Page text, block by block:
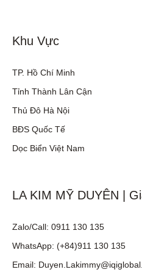
Khu Vực
TP. Hồ Chí Minh
Tỉnh Thành Lân Cận
Thủ Đô Hà Nội
BĐS Quốc Tế
Dọc Biển Việt Nam
LA KIM MỸ DUYÊN |
Zalo/Call: 0911 130 135
WhatsApp: (+84)911 130 135
Email: